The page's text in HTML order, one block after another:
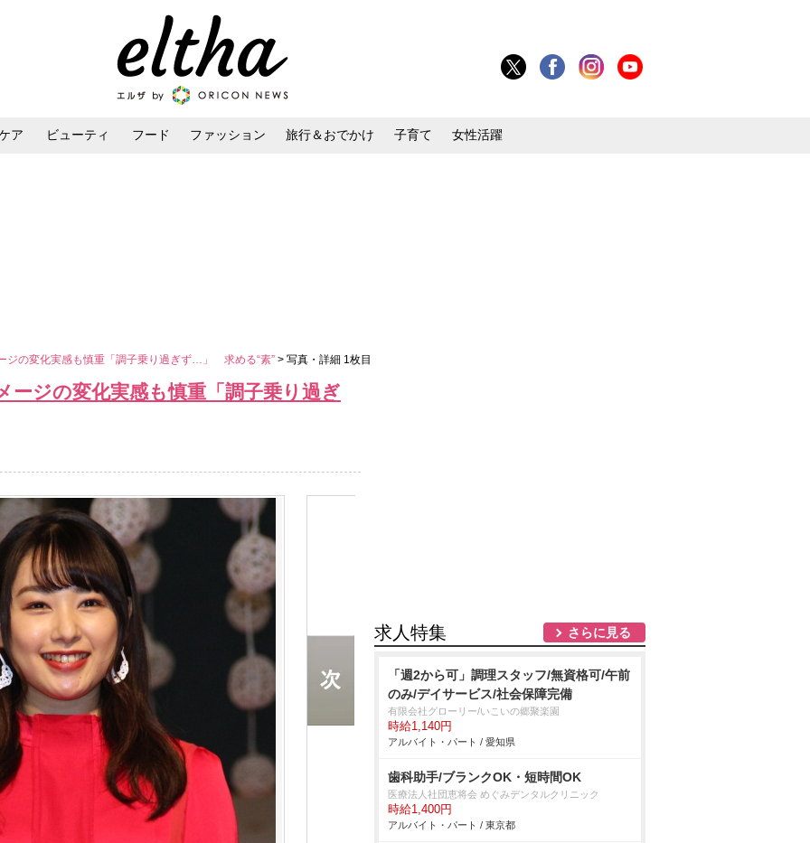
ア ビューティ フード ファッション 旅行＆おでかけ 子育て 女性活躍
ジの変化実感も慎重「調子乗り過ぎず…」 求める“素” > 写真・詳細 1枚目
ージの変化実感も慎重「調子乗り過ぎ
求人特集 さらに見る
「週2から可」調理スタッフ/無資格可/午前
のみ/デイサービス/社会保障完備
有限会社グローリー/いこいの郷聚楽園
時給1,140円
アルバイト・パート / 愛知県
歯科助手/ブランクOK・短時間OK
医療法人社団恵将会 めぐみデンタルクリニック
時給1,400円
アルバイト・パート / 東京都